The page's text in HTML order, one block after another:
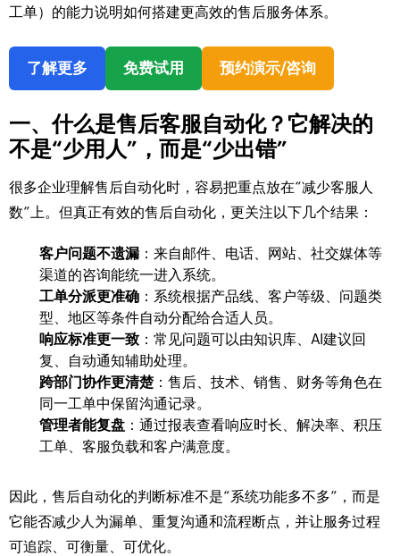
工单）的能力说明如何搭建更高效的售后服务体系。
了解更多 免费试用 预约演示/咨询
一、什么是售后客服自动化？它解决的
不是“少用人”，而是“少出错”
很多企业理解售后自动化时，容易把重点放在“减少客服人
数”上。但真正有效的售后自动化，更关注以下几个结果：
客户问题不遗漏 ：来自邮件、电话、网站、社交媒体等
渠道的咨询能统一进入系统。
工单分派更准确 ：系统根据产品线、客户等级、问题类
型、地区等条件自动分配给合适人员。
响应标准更一致 ：常见问题可以由知识库、AI建议回
复、自动通知辅助处理。
跨部门协作更清楚：售后、技术、销售、财务等角色在
同一工单中保留沟通记录。
管理者能复盘 ：通过报表查看响应时长、解决率、积压
工单、客服负载和客户满意度。
因此，售后自动化的判断标准不是“系统功能多不多”，而是
它能否减少人为漏单、重复沟通和流程断点，并让服务过程
可追踪、可衡量、可优化。